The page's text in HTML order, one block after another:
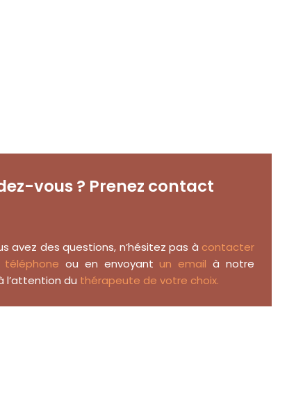
vous ? Prenez contact
avez des questions, n’hésitez pas à contacter
téléphone ou en envoyant un email à notre
l’attention du thérapeute de votre choix.